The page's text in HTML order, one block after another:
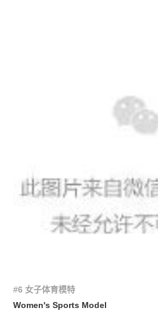
#6 女子体育模特
Women's Sports Model